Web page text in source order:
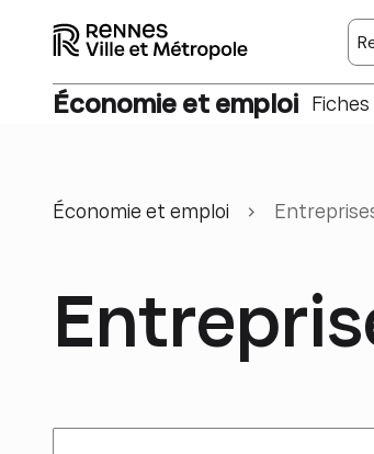
Économie et emploi
Économie et emploi